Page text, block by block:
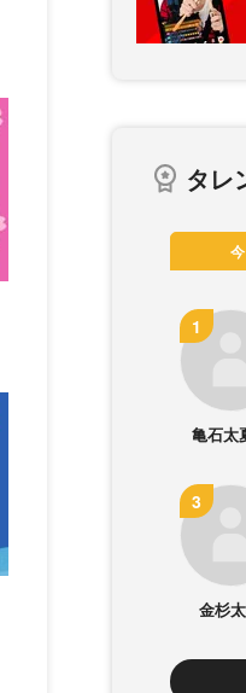
タレ
亀石太
金杉